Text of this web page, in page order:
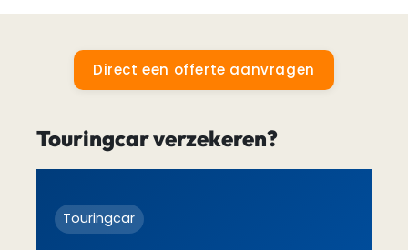
Direct een offerte aanvragen
Touringcar verzekeren?
Touringcar